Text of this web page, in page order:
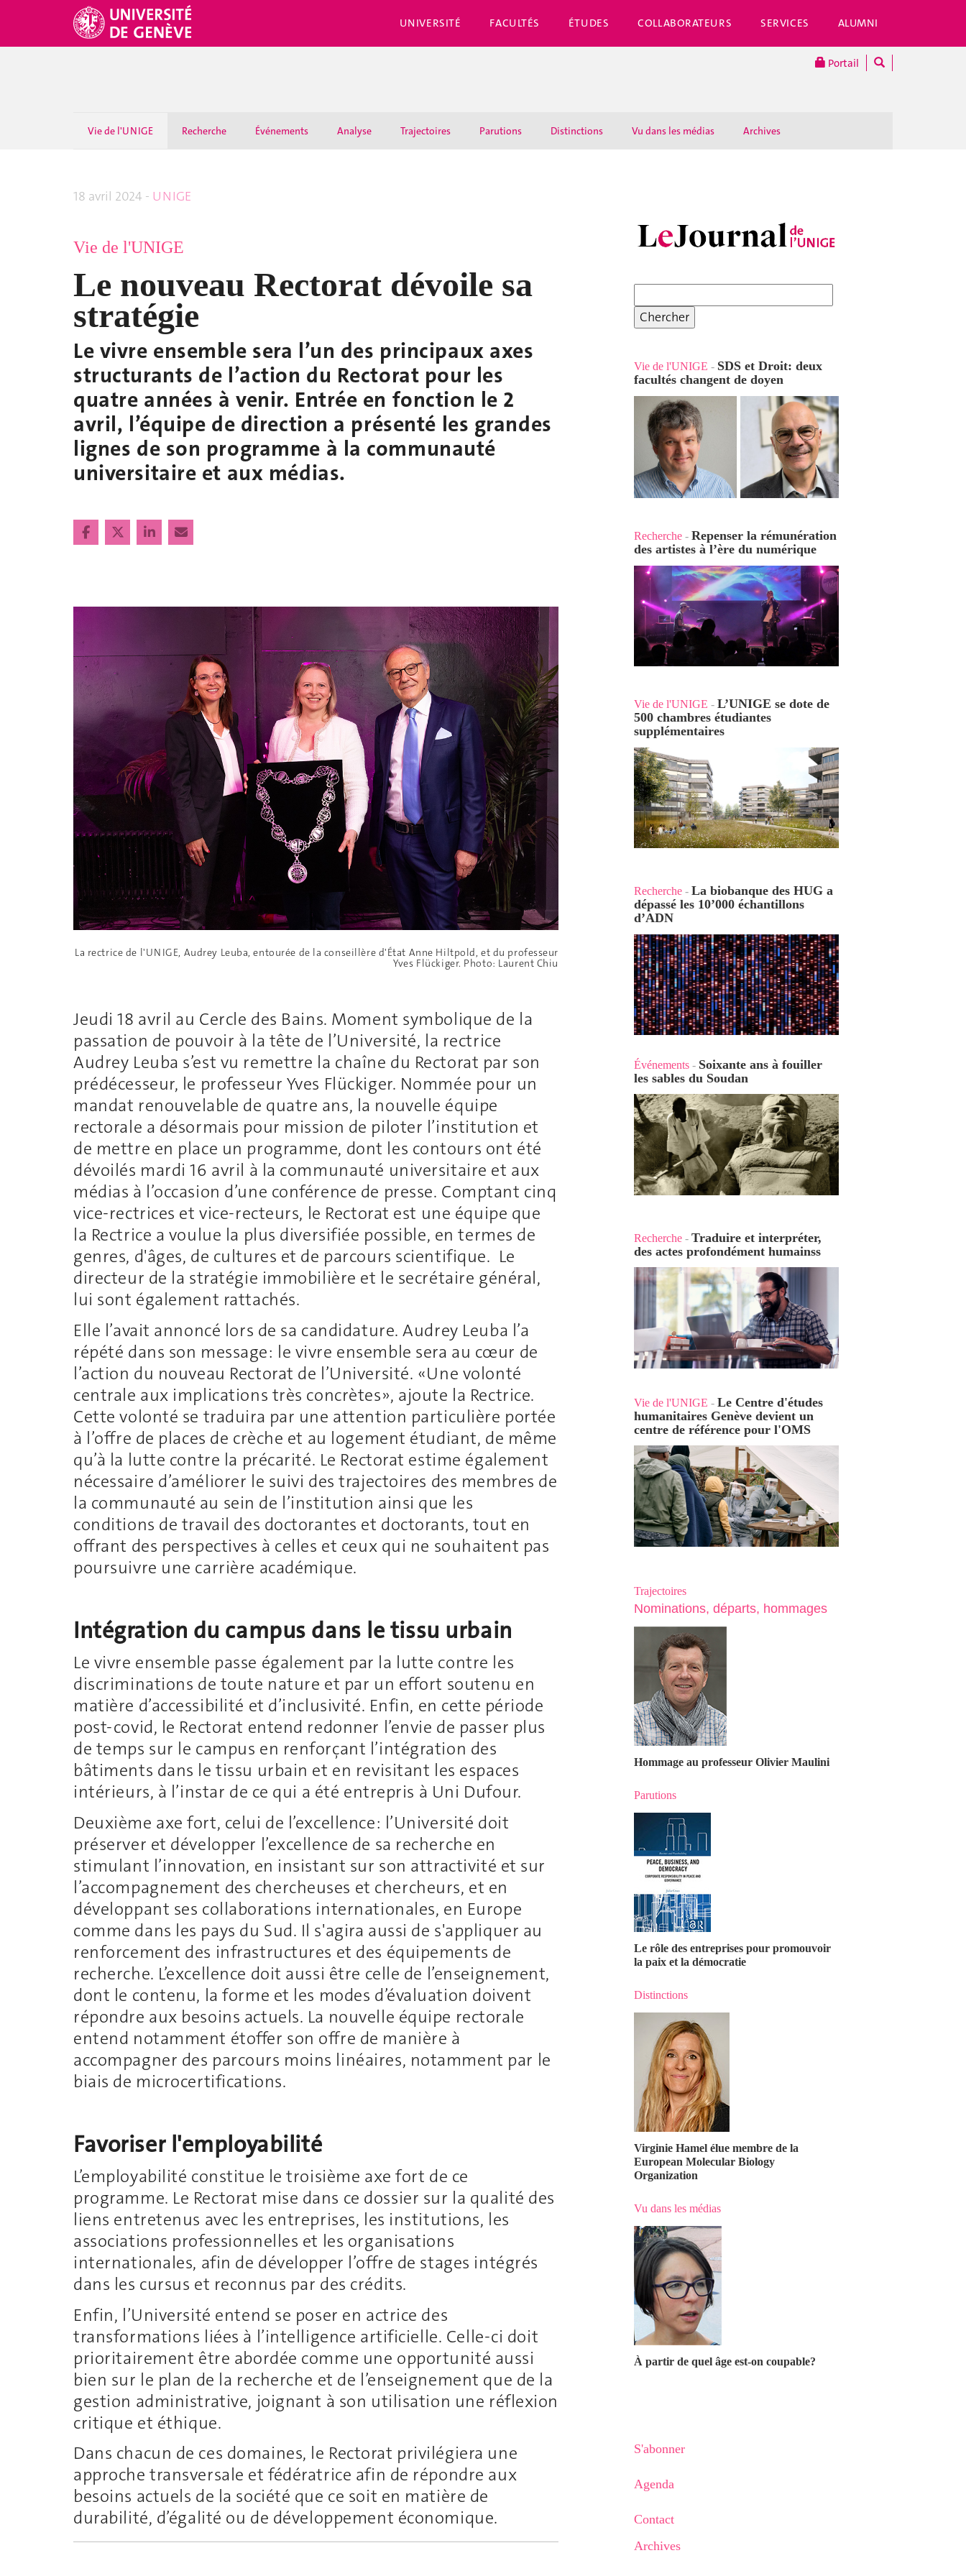
UNIVERSITÉ FACULTÉS ÉTUDES COLLABORATEURS SERVICES ALUMNI
Portail
Vie de l'UNIGE Recherche Événements Analyse Trajectoires Parutions Distinctions Vu dans les médias Archives
18 avril 2024 - UNIGE
Vie de l'UNIGE
Le nouveau Rectorat dévoile sa
stratégie
Le vivre ensemble sera l’un des principaux axes
structurants de l’action du Rectorat pour les
quatre années à venir. Entrée en fonction le 2
avril, l’équipe de direction a présenté les grandes
lignes de son programme à la communauté
universitaire et aux médias.
La rectrice de l'UNIGE, Audrey Leuba, entourée de la conseillère d'État Anne Hiltpold, et du professeur
Yves Flückiger. Photo: Laurent Chiu
Jeudi 18 avril au Cercle des Bains. Moment symbolique de la
passation de pouvoir à la tête de l’Université, la rectrice
Audrey Leuba s’est vu remettre la chaîne du Rectorat par son
prédécesseur, le professeur Yves Flückiger. Nommée pour un
mandat renouvelable de quatre ans, la nouvelle équipe
rectorale a désormais pour mission de piloter l’institution et
de mettre en place un programme, dont les contours ont été
dévoilés mardi 16 avril à la communauté universitaire et aux
médias à l’occasion d’une conférence de presse. Comptant cinq
vice-rectrices et vice-recteurs, le Rectorat est une équipe que
la Rectrice a voulue la plus diversifiée possible, en termes de
genres, d'âges, de cultures et de parcours scientifique. Le
directeur de la stratégie immobilière et le secrétaire général,
lui sont également rattachés.
Elle l’avait annoncé lors de sa candidature. Audrey Leuba l’a
répété dans son message: le vivre ensemble sera au cœur de
l’action du nouveau Rectorat de l’Université. «Une volonté
centrale aux implications très concrètes», ajoute la Rectrice.
Cette volonté se traduira par une attention particulière portée
à l’offre de places de crèche et au logement étudiant, de même
qu’à la lutte contre la précarité. Le Rectorat estime également
nécessaire d’améliorer le suivi des trajectoires des membres de
la communauté au sein de l’institution ainsi que les
conditions de travail des doctorantes et doctorants, tout en
offrant des perspectives à celles et ceux qui ne souhaitent pas
poursuivre une carrière académique.
Intégration du campus dans le tissu urbain
Le vivre ensemble passe également par la lutte contre les
discriminations de toute nature et par un effort soutenu en
matière d’accessibilité et d’inclusivité. Enfin, en cette période
post-covid, le Rectorat entend redonner l’envie de passer plus
de temps sur le campus en renforçant l’intégration des
bâtiments dans le tissu urbain et en revisitant les espaces
intérieurs, à l’instar de ce qui a été entrepris à Uni Dufour.
Deuxième axe fort, celui de l’excellence: l’Université doit
préserver et développer l’excellence de sa recherche en
stimulant l’innovation, en insistant sur son attractivité et sur
l’accompagnement des chercheuses et chercheurs, et en
développant ses collaborations internationales, en Europe
comme dans les pays du Sud. Il s'agira aussi de s'appliquer au
renforcement des infrastructures et des équipements de
recherche. L’excellence doit aussi être celle de l’enseignement,
dont le contenu, la forme et les modes d’évaluation doivent
répondre aux besoins actuels. La nouvelle équipe rectorale
entend notamment étoffer son offre de manière à
accompagner des parcours moins linéaires, notamment par le
biais de microcertifications.
Favoriser l'employabilité
L’employabilité constitue le troisième axe fort de ce
programme. Le Rectorat mise dans ce dossier sur la qualité des
liens entretenus avec les entreprises, les institutions, les
associations professionnelles et les organisations
internationales, afin de développer l’offre de stages intégrés
dans les cursus et reconnus par des crédits.
Enfin, l’Université entend se poser en actrice des
transformations liées à l’intelligence artificielle. Celle-ci doit
prioritairement être abordée comme une opportunité aussi
bien sur le plan de la recherche et de l’enseignement que de la
gestion administrative, joignant à son utilisation une réflexion
critique et éthique.
Dans chacun de ces domaines, le Rectorat privilégiera une
approche transversale et fédératrice afin de répondre aux
besoins actuels de la société que ce soit en matière de
durabilité, d’égalité ou de développement économique.
Vie de l'UNIGE - SDS et Droit: deux
facultés changent de doyen
Recherche - Repenser la rémunération
des artistes à l’ère du numérique
Vie de l'UNIGE - L’UNIGE se dote de
500 chambres étudiantes
supplémentaires
Recherche - La biobanque des HUG a
dépassé les 10’000 échantillons
d’ADN
Événements - Soixante ans à fouiller
les sables du Soudan
Recherche - Traduire et interpréter,
des actes profondément humainss
Vie de l'UNIGE - Le Centre d'études
humanitaires Genève devient un
centre de référence pour l'OMS
Trajectoires
Nominations, départs, hommages
Hommage au professeur Olivier Maulini
Parutions
Le rôle des entreprises pour promouvoir
la paix et la démocratie
Distinctions
Virginie Hamel élue membre de la
European Molecular Biology
Organization
Vu dans les médias
À partir de quel âge est-on coupable?
S'abonner
Agenda
Contact
Archives